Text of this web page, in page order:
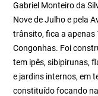
Gabriel Monteiro da
Nove de Julho e pela
trânsito, fica a apenas
Congonhas. Foi
tem ipês, sibipirunas,
e jardins internos, em
constituído focando